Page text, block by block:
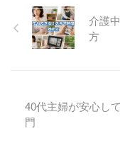
介護
方
40代主婦が安心し
門